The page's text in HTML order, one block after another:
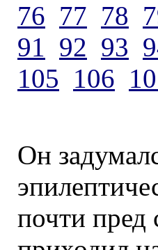
76 77 78
91 92 93
105 106
Он
почти пред